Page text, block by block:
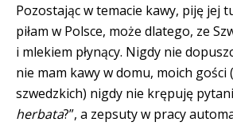
Pozostając w temacie kawy, piję jej
piłam w Polsce, może dlatego, ze
i mlekiem płynący. Nigdy nie
nie mam kawy w domu, moich gości
szwedzkich) nigdy nie krępuję
herbata?”, a zepsuty w pracy